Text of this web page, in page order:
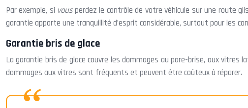
Par exemple, si vousperdez le contrôle de votre véhicule sur une route
garantie apporte une tranquillité d’esprit considérable, surtout pour les
Garantie bris de glace
La garantie bris de glace couvre les dommages au pare-brise, aux
dommages aux vitres sont fréquents et peuvent être coûteux à réparer.